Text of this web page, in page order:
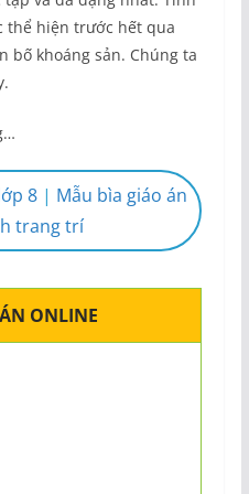
thể hiện trước hết qua
bố khoáng sản. Chúng ta
8 | Mẫu bìa giáo án
trang trí
ONLINE